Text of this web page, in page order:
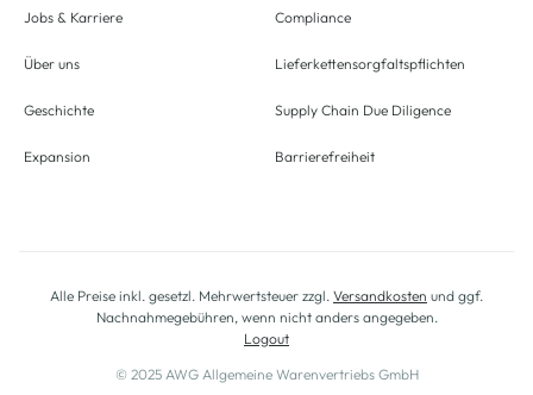
Jobs & Karriere
Über uns
Geschichte
Expansion
Compliance
Lieferkettensorgfaltspflichten
Supply Chain Due Diligence
Barrierefreiheit
Alle Preise inkl. gesetzl. Mehrwertsteuer zzgl. Versandkosten und ggf.
Nachnahmegebühren, wenn nicht anders angegeben.
Logout
© 2025 AWG Allgemeine Warenvertriebs GmbH